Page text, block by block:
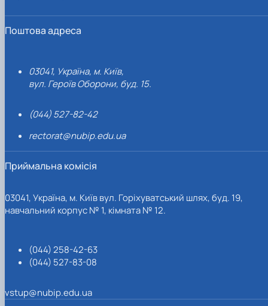
Поштова адреса
03041, Україна, м. Київ,
вул. Героїв Оборони, буд. 15.
(044) 527-82-42
rectorat@nubip.edu.ua
Приймальна комісія
03041, Україна, м. Київ вул. Горіхуватський шлях, буд. 19,
навчальний корпус № 1, кімната № 12.
(044) 258-42-63
(044) 527-83-08
vstup@nubip.edu.ua